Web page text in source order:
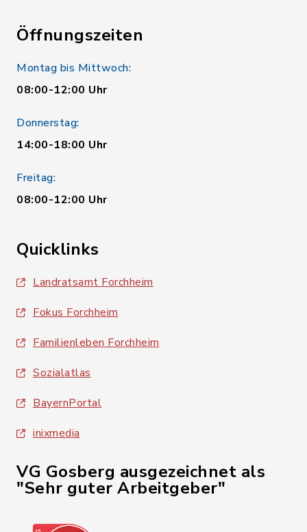
Öffnungszeiten
Montag bis Mittwoch:
08:00-12:00 Uhr
Donnerstag:
14:00-18:00 Uhr
Freitag:
08:00-12:00 Uhr
Quicklinks
Landratsamt Forchheim
Fokus Forchheim
Familienleben Forchheim
Sozialatlas
BayernPortal
inixmedia
VG Gosberg ausgezeichnet als
"Sehr guter Arbeitgeber"